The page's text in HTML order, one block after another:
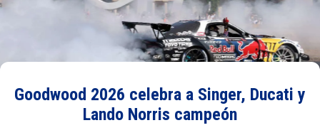
Goodwood 2026 celebra a Singer, Ducati y
Lando Norris campeón